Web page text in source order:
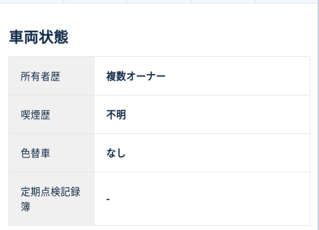
車両状態
所有者歴 複数オーナー
喫煙歴 不明
色替車 なし
定期点検記録
簿
-